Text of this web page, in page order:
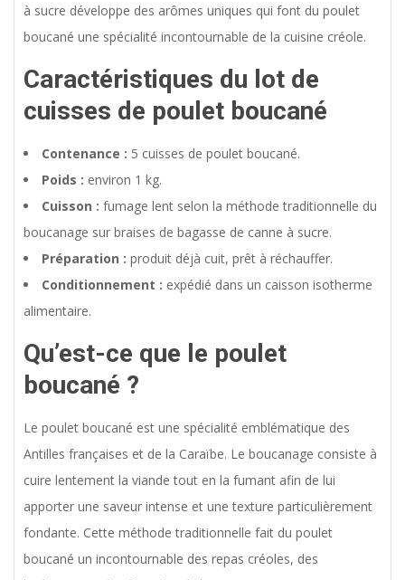
à sucre développe des arômes uniques qui font du poulet
boucané une spécialité incontournable de la cuisine créole.
Caractéristiques du lot de
cuisses de poulet boucané
Contenance : 5 cuisses de poulet boucané.
Poids : environ 1 kg.
Cuisson : fumage lent selon la méthode traditionnelle du
boucanage sur braises de bagasse de canne à sucre.
Préparation : produit déjà cuit, prêt à réchauffer.
Conditionnement : expédié dans un caisson isotherme
alimentaire.
Qu’est-ce que le poulet
boucané ?
Le poulet boucané est une spécialité emblématique des
Antilles françaises et de la Caraïbe. Le boucanage consiste à
cuire lentement la viande tout en la fumant afin de lui
apporter une saveur intense et une texture particulièrement
fondante. Cette méthode traditionnelle fait du poulet
boucané un incontournable des repas créoles, des